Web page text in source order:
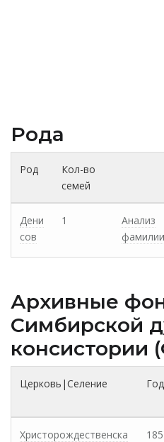
Рода
Род
Кол-во
семей
Дени
сов
1
Анализ
фамилии
Архивные
Cимбирской
консистории
Церковь|Селение
Христорождественска